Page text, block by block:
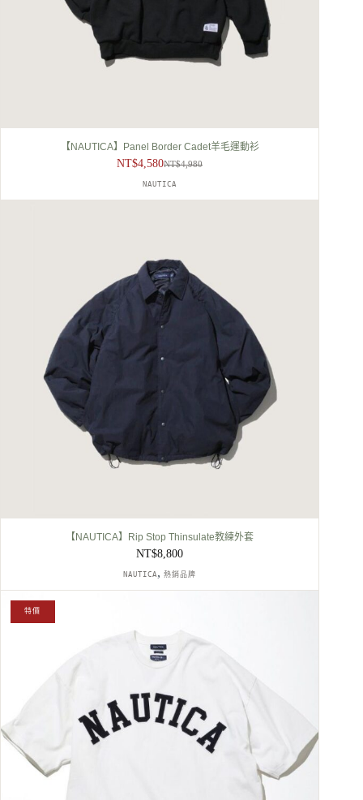
【NAUTICA】Panel Border Cadet羊毛運動衫
NT$4,980
始
NT$4,580
前
NAUTICA
【NAUTICA】Rip Stop Thinsulate教練外套
NT$8,800
NAUTICA ,熱銷品牌
特價